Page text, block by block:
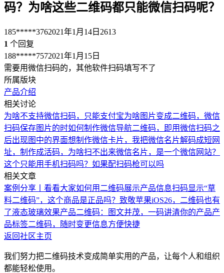
码？为啥这些二维码都只能微信扫码呢？
185*****3762021年1月14日 2613
1 个回复
188*****7572021年1月15日
需要用微信扫码的，其他软件扫码填写不了
所属版块
产品介绍
相关讨论
为啥不支持微信扫码，只能支付宝为啥图片变成二维码，微信
扫码保存图片的时如何制作微信导航二维码，即用微信扫码之
后出现图中的界面想制作微信卡片，我把微信名片解码成短网
址，制作成活码，为啥扫不出来微信名片，是一个微信网站？
这个只能用手机扫码吗？如果配扫码枪可以吗
相关文章
案例分享丨看看大家如何用二维码展示产品信息扫码显示“草
料二维码”，这个商品是正品吗？ 致敬苹果iOS26，二维码也有
了液态玻璃效果产品二维码：图文并茂，一码讲清你的产品产
品标签二维码，随时变更信息方便快捷
返回社区主页
我们努力把二维码技术变成简单实用的产品，让每个人和组织
都能轻松使用。